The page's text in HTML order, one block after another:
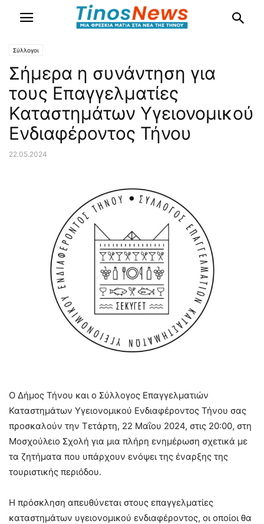
Σύλλογοι
Σήμερα η συνάντηση για
τους Επαγγελματίες
Καταστημάτων Υγειονομικού
Ενδιαφέροντος Τήνου
22.05.2024
Ο Δήμος Τήνου και ο Σύλλογος Επαγγελματιών
Καταστημάτων Υγειονομικού Ενδιαφέροντος Τήνου σας
προσκαλούν την Τετάρτη, 22 Μαΐου 2024, στις 20:00, στη
Μοσχούλειο Σχολή για μια πλήρη ενημέρωση σχετικά με
τα ζητήματα που υπάρχουν ενόψει της έναρξης της
τουριστικής περιόδου.
Η πρόσκληση απευθύνεται στους επαγγελματίες
καταστημάτων υγειονομικού ενδιαφέροντος, οι οποίοι θα